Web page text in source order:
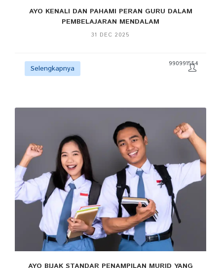
AYO KENALI DAN PAHAMI PERAN GURU DALAM
PEMBELAJARAN MENDALAM
31 DEC 2025
Selengkapnya 990991554
AYO BIJAK STANDAR PENAMPILAN MURID YANG